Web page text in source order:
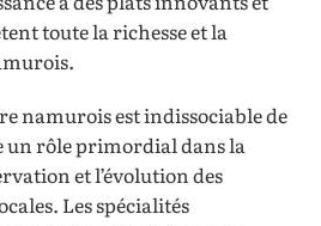
toute la richesse et la
namurois est indissociable de
un rôle primordial dans la
et l’évolution des
Les spécialités